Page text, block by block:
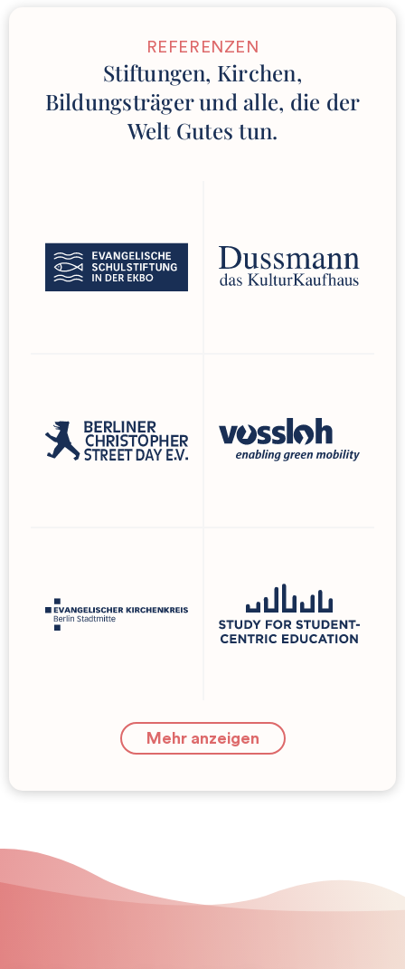
REFERENZEN
Stiftungen, Kirchen,
Bildungsträger und alle, die der
Welt Gutes tun.
Mehr anzeigen